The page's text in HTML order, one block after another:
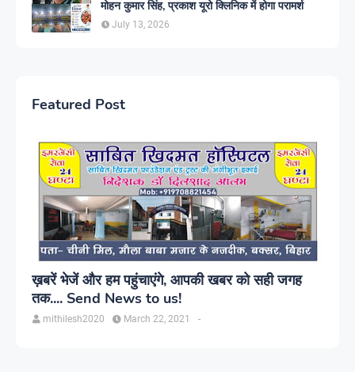
मोहन कुमार सिंह, प्रकाश यूरो क्लिनिक में होगा परामर्श
July 13, 2026
Featured Post
ख़बरें भेजें और हम पहुंचाएंगे, आपकी खबर को सही जगह
तक.... Send News to us!
mithilesh2020 -
March 22, 2021